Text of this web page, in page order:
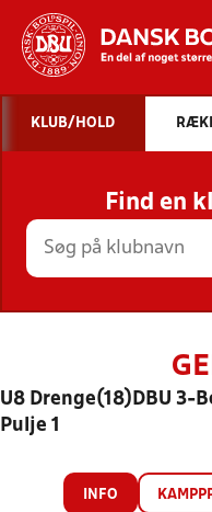
STILLINGER,
KLUB/HOLD
Find en
U8 Drenge(18)DBU 3-
Pulje 1
INFO